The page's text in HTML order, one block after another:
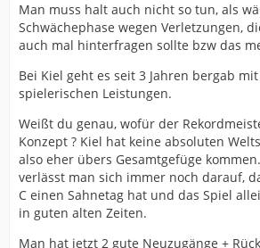
Man muss halt auch nicht so tun, als
Schwächephase wegen Verletzungen,
auch mal hinterfragen sollte bzw das
Bei Kiel geht es seit 3 Jahren bergab
spielerischen Leistungen.
Weißt du genau, wofür der
Konzept ? Kiel hat keine absoluten
also eher übers Gesamtgefüge
verlässt man sich immer noch darauf,
C einen Sahnetag hat und das Spiel
in guten alten Zeiten.
Man hat jetzt 2 gute Neuzugänge +